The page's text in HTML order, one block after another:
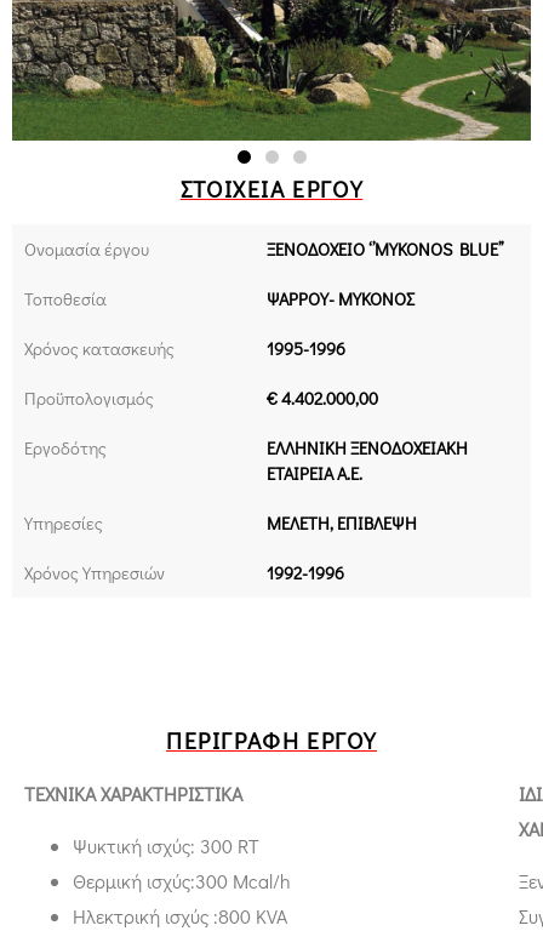
ΣΤΟΙΧΕΊΑ ΈΡΓΟΥ
Ονομασία έργου ΞΕΝΟΔΟΧΕΙΟ ‘’ΜΥΚΟΝΟS BLUE’’
Τοποθεσία ΨΑΡΡΟΥ- ΜΥΚΟΝΟΣ
Χρόνος κατασκευής 1995-1996
Προϋπολογισμός € 4.402.000,00
Εργοδότης
ΕΛΛΗΝΙΚΗ ΞΕΝΟΔΟΧΕΙΑΚΗ
ΕΤΑΙΡΕΙΑ Α.Ε.
Υπηρεσίες ΜΕΛΕΤΗ, ΕΠΙΒΛΕΨΗ
Χρόνος Υπηρεσιών 1992-1996
ΠΕΡΙΓΡΑΦΉ ΈΡΓΟΥ
ΤΕΧΝΙΚΑ ΧΑΡΑΚΤΗΡΙΣΤΙΚΑ
Ψυκτική ισχύς: 300 RT
Θερμική ισχύς:300 Μcal/h
Ηλεκτρική ισχύς :800 KVA